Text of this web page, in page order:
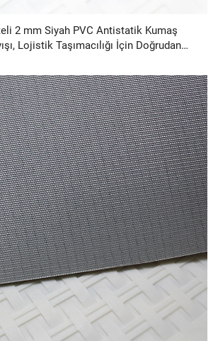
2 mm Siyah PVC Antistatik Kumaş
Lojistik Taşımacılığı İçin Doğrudan